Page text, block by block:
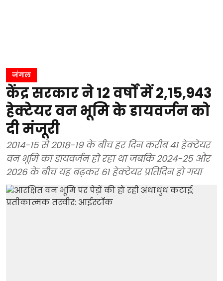
जंगल
केंद्र सरकार ने 12 वर्षों में 2,15,943
हेक्टेयर वन भूमि के डायवर्जन को
दी मंजूरी
2014-15 से 2018-19 के बीच हर दिन करीब 41 हेक्टेयर
वन भूमि का डायवर्जन हो रहा था जबकि 2024-25 और
2026 के बीच यह बढ़कर 61 हेक्टेयर प्रतिदिन हो गया